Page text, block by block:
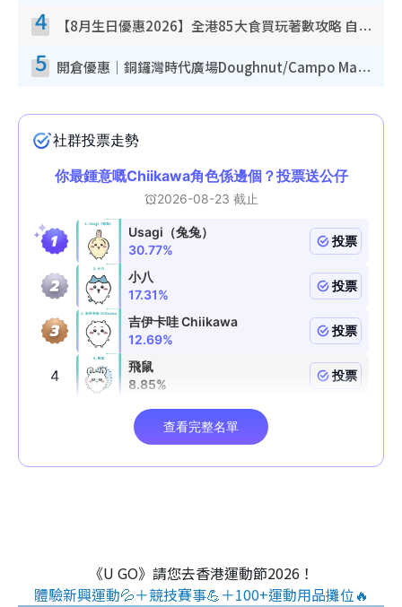
4 【8月生日優惠2026】全港85大食買玩著數攻略 自助餐/火鍋放題同行免費＋誠品/DONKI送現金券
5 開倉優惠｜銅鑼灣時代廣場Doughnut/Campo Marzio開倉低至1折！背囊、書包、手袋劈價$200起
《U GO》請您去香港運動節2026！
體驗新興運動💦＋競技賽事💪＋100+運動用品攤位🔥